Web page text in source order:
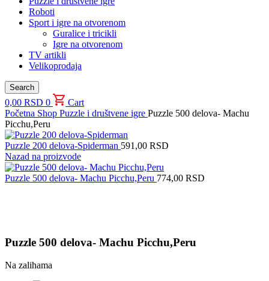
Roboti
Sport i igre na otvorenom
Guralice i tricikli
Igre na otvorenom
TV artikli
Velikoprodaja
Search
0,00 RSD 0
Cart
Početna Shop Puzzle i društvene igre Puzzle 500 delova- Machu
Picchu,Peru
Puzzle 200 delova-Spiderman 591,00 RSD
Nazad na proizvode
Puzzle 500 delova- Machu Picchu,Peru 774,00 RSD
Puzzle 500 delova- Machu Picchu,Peru
Na zalihama